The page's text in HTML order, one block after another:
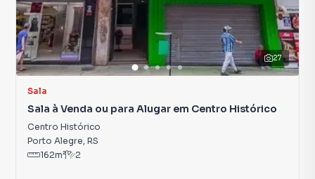
27
Sala
Sala à Venda ou para Alugar em Centro Histórico
Centro Histórico
Porto Alegre, RS
162m² 2